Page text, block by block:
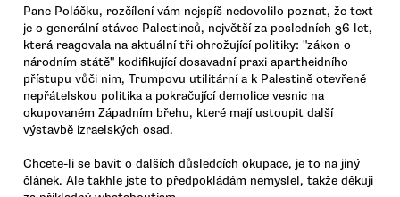
Pane Poláčku, rozčílení vám nejspíš nedovolilo poznat, že text
je o generální stávce Palestinců, největší za posledních 36 let,
která reagovala na aktuální tři ohrožující politiky: "zákon o
národním státě" kodifikující dosavadní praxi apartheidního
přístupu vůči nim, Trumpovu utilitární a k Palestině otevřeně
nepřátelskou politika a pokračující demolice vesnic na
okupovaném Západním břehu, které mají ustoupit další
výstavbě izraelských osad.
Chcete-li se bavit o dalších důsledcích okupace, je to na jiný
článek. Ale takhle jste to předpokládám nemyslel, takže děkuji